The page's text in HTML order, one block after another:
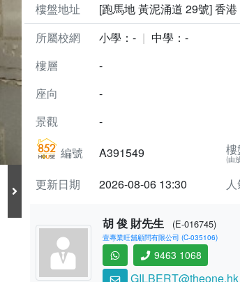
樓盤地址
[跑馬地 黃泥涌道 29號] 香
所屬校網
小學：-
中學：-
樓層
-
座向
-
景觀
-
編號
A391549 樓
(由
更新日期
2026-08-06 13:30
胡 俊 財先生 (E-016745)
壹專業旺舖顧問有限公司 (C-035106)
9463 1068
GILBERT@theone.hk